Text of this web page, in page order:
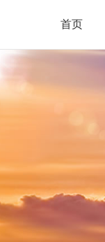
首页